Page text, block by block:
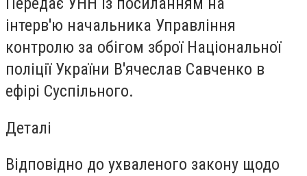
інтерв'ю начальника Управління
контролю за обігом зброї Національної
поліції України В'ячеслав Савченко в
ефірі Суспільного.
Деталі
Відповідно до ухваленого закону щодо